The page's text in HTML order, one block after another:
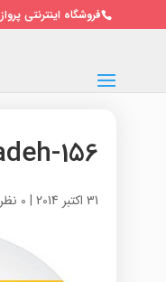
فروشگاه اینترنتی پرواز 09128501125 / 02122691010
156-Ehtemal-Alizadeh
31 اکتبر 2014 | 0 نظر